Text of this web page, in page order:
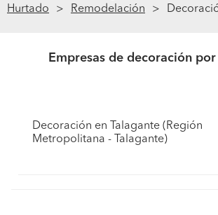
Hurtado
Remodelación
Empresas de decoración
Decoración en Talagante (Región
Metropolitana - Talagante)